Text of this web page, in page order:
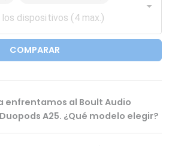
COMPARAR
enfrentamos al Boult Audio
A25. ¿Qué modelo elegir?